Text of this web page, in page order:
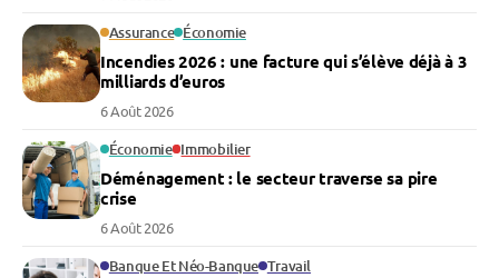
Assurance Économie
Incendies 2026 : une facture qui s’élève déjà à 3
milliards d’euros
6 Août 2026
Économie Immobilier
Déménagement : le secteur traverse sa pire
crise
6 Août 2026
Banque Et Néo-Banque Travail